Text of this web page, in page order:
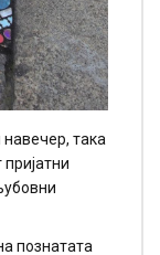
така
познатата